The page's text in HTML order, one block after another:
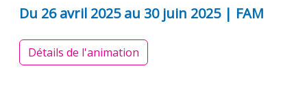
Du 26 avril 2025au 30 juin 2025| FAM
Détails de l'animation